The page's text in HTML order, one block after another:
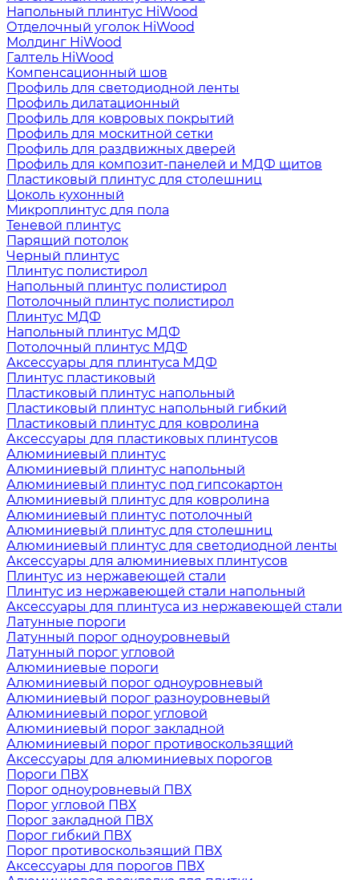
Напольный плинтус HiWood
Отделочный уголок HiWood
Молдинг HiWood
Галтель HiWood
Компенсационный шов
Профиль для светодиодной ленты
Профиль дилатационный
Профиль для ковровых покрытий
Профиль для москитной сетки
Профиль для раздвижных дверей
Профиль для композит-панелей и МДФ щитов
Пластиковый плинтус для столешниц
Цоколь кухонный
Микроплинтус для пола
Теневой плинтус
Парящий потолок
Черный плинтус
Плинтус полистирол
Напольный плинтус полистирол
Потолочный плинтус полистирол
Плинтус МДФ
Напольный плинтус МДФ
Потолочный плинтус МДФ
Аксессуары для плинтуса МДФ
Плинтус пластиковый
Пластиковый плинтус напольный
Пластиковый плинтус напольный гибкий
Пластиковый плинтус для ковролина
Аксессуары для пластиковых плинтусов
Алюминиевый плинтус
Алюминиевый плинтус напольный
Алюминиевый плинтус под гипсокартон
Алюминиевый плинтус для ковролина
Алюминиевый плинтус потолочный
Алюминиевый плинтус для столешниц
Алюминиевый плинтус для светодиодной ленты
Аксессуары для алюминиевых плинтусов
Плинтус из нержавеющей стали
Плинтус из нержавеющей стали напольный
Аксессуары для плинтуса из нержавеющей стали
Латунные пороги
Латунный порог одноуровневый
Латунный порог угловой
Алюминиевые пороги
Алюминиевый порог одноуровневый
Алюминиевый порог разноуровневый
Алюминиевый порог угловой
Алюминиевый порог закладной
Алюминиевый порог противоскользящий
Аксессуары для алюминиевых порогов
Пороги ПВХ
Порог одноуровневый ПВХ
Порог угловой ПВХ
Порог закладной ПВХ
Порог гибкий ПВХ
Порог противоскользящий ПВХ
Аксессуары для порогов ПВХ